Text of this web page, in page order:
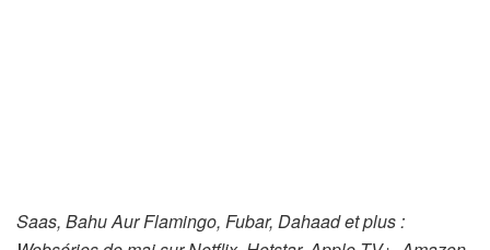
Saas, Bahu Aur Flamingo, Fubar, Dahaad et plus :